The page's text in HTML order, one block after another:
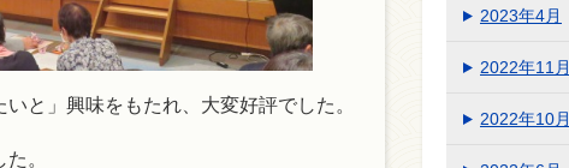
と」興味をもたれ、大変好評でした。
。
2023年4月
2022年11月
2022年10月